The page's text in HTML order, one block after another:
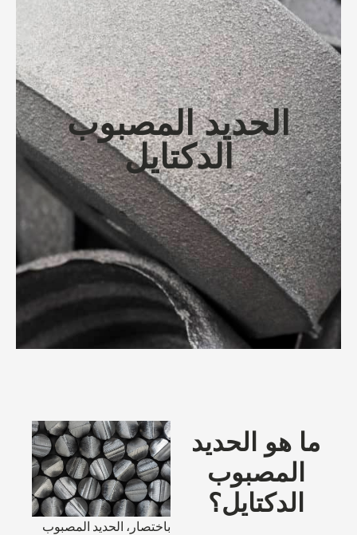
الحديد المصبوب
الدكتايل
ما هو الحديد
المصبوب
الدكتايل؟
باختصار، الحديد المصبوب